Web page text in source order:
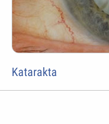
Katarakta